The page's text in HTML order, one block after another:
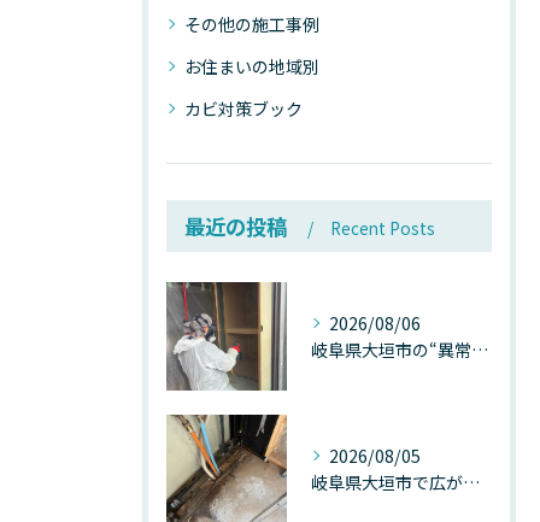
その他の施工事例
お住まいの地域別
カビ対策ブック
最近の投稿 Recent Posts
2026/08/06
岐阜県大垣市の“異常に高い気温”が建物内部を腐らせる──深層カビが爆発的に増える本当の理由
2026/08/05
岐阜県大垣市で広がる“深層カビ汚染”──なぜ除カビが必要なのか、建物内部で起きている見えない危機